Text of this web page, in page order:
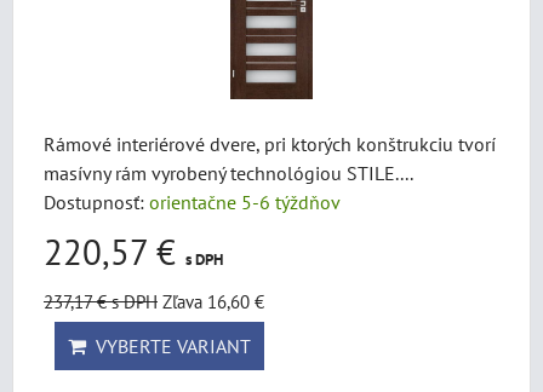
Rámové interiérové dvere, pri ktorých konštrukciu tvorí
masívny rám vyrobený technológiou STILE....
Dostupnosť: orientačne 5-6 týždňov
220,57 € s DPH
237,17 €s DPH Zľava 16,60 €
VYBERTE VARIANT